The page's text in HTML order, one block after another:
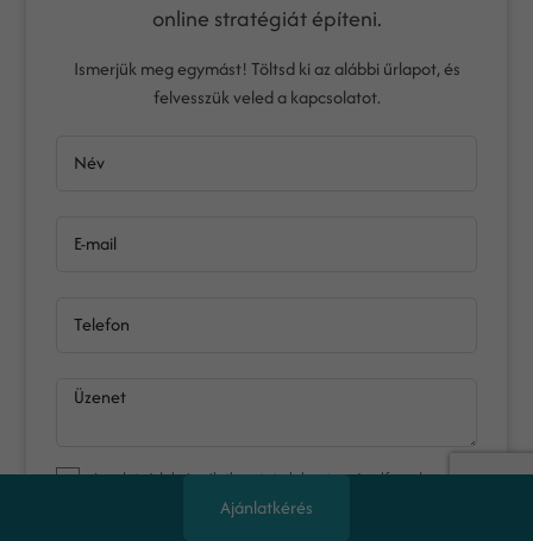
online stratégiát építeni.
Ismerjük meg egymást! Töltsd ki az alábbi űrlapot, és
felvesszük veled a kapcsolatot.
Név
E-mail
Telefon
Üzenet
Azadatvédelmi nyilatkozatot elolvastam és elfogadom.
Ajánlatkérés